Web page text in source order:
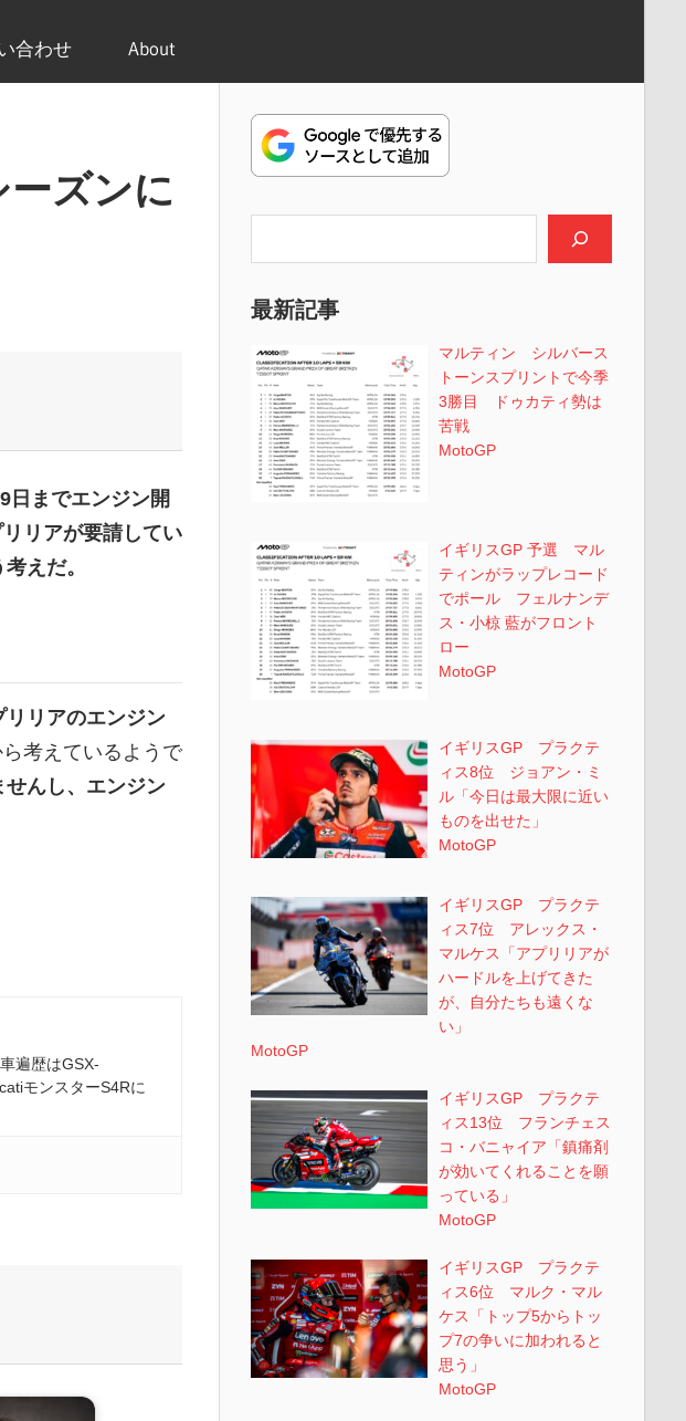
合わせ About
ズンに
日までエンジン開
リアが要請してい
えだ。
リリアのエンジン
考えているようで
んし、エンジン
遍歴はGSX-
モンスターS4Rに
最新記事
マルティン シルバース
トーンスプリントで今季
3勝目 ドゥカティ勢は
苦戦
MotoGP
イギリスGP 予選 マル
ティンがラップレコード
でポール フェルナンデ
ス・小椋 藍がフロント
ロー
MotoGP
イギリスGP プラクテ
ィス8位 ジョアン・ミ
ル「今日は最大限に近い
ものを出せた」
MotoGP
イギリスGP プラクテ
ィス7位 アレックス・
マルケス「アプリリアが
ハードルを上げてきた
が、自分たちも遠くな
い」
MotoGP
イギリスGP プラクテ
ィス13位 フランチェス
コ・バニャイア「鎮痛剤
が効いてくれることを願
っている」
MotoGP
イギリスGP プラクテ
ィス6位 マルク・マル
ケス「トップ5からトッ
プ7の争いに加われると
思う」
MotoGP